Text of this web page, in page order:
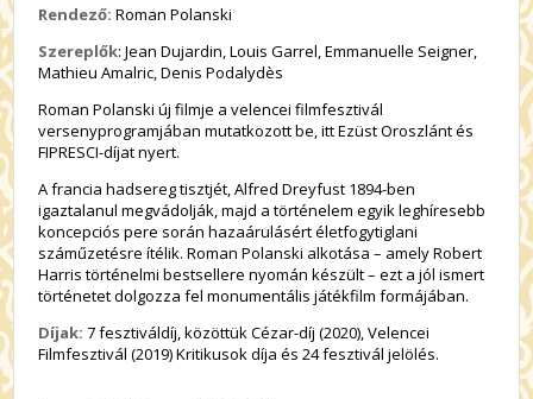
Rendező: Roman Polanski
Szereplők: Jean Dujardin, Louis Garrel, Emmanuelle Seigner,
Mathieu Amalric, Denis Podalydès
Roman Polanski új filmje a velencei filmfesztivál
versenyprogramjában mutatkozott be, itt Ezüst Oroszlánt és
FIPRESCI-díjat nyert.
A francia hadsereg tisztjét, Alfred Dreyfust 1894-ben
igaztalanul megvádolják, majd a történelem egyik leghíresebb
koncepciós pere során hazaárulásért életfogytiglani
száműzetésre ítélik. Roman Polanski alkotása – amely Robert
Harris történelmi bestsellere nyomán készült – ezt a jól ismert
történetet dolgozza fel monumentális játékfilm formájában.
Díjak: 7 fesztiváldíj, közöttük Cézar-díj (2020), Velencei
Filmfesztivál (2019) Kritikusok díja és 24 fesztivál jelölés.